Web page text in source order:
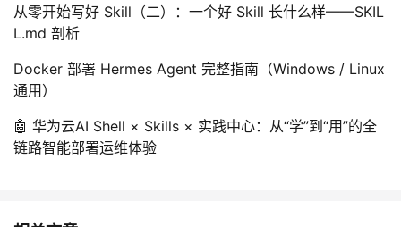
从零开始写好 Skill（二）：一个好 Skill 长什么样——SKIL
L.md 剖析
Docker 部署 Hermes Agent 完整指南（Windows / Linux
通用）
🤖 华为云AI Shell × Skills × 实践中心：从“学”到“用”的全
链路智能部署运维体验